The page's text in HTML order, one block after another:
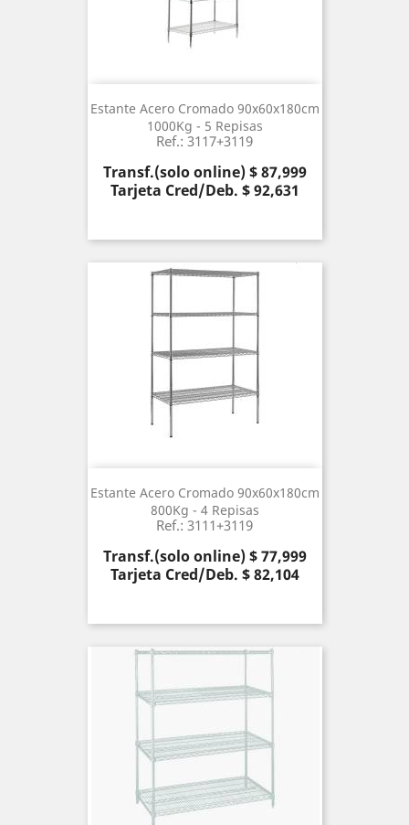
Estante Acero Cromado 90x60x180cm
1000Kg - 5 Repisas
Ref.: 3117+3119
Precio
Transf.(solo online) $ 87,999
Tarjeta Cred/Deb. $ 92,631
Estante Acero Cromado 90x60x180cm
800Kg - 4 Repisas
Ref.: 3111+3119
Precio
Transf.(solo online) $ 77,999
Tarjeta Cred/Deb. $ 82,104